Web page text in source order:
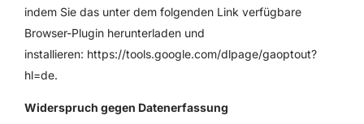
indem Sie das unter dem folgenden Link verfügbare
Browser-Plugin herunterladen und
installieren: https://tools.google.com/dlpage/gaoptout?
hl=de.
Widerspruch gegen Datenerfassung